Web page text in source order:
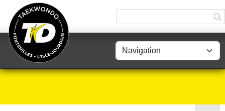
Panneau de gestion des cookies